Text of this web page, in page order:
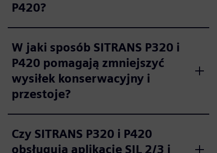
P420?
W jaki sposób SITRANS P320 i
P420 pomagają zmniejszyć
wysiłek konserwacyjny i
przestoje?
Czy SITRANS P320 i P420
obsługują aplikacje SIL 2/3 i